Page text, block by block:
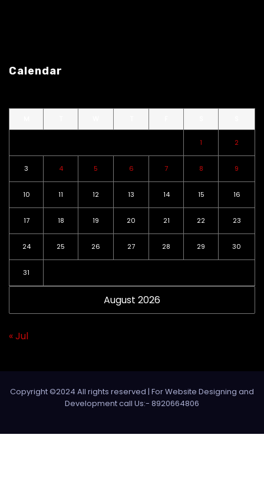
Calendar
August 2026
1 2
3 4 5 6 7 8 9
10 11 12 13 14 15 16
17 18 19 20 21 22 23
24 25 26 27 28 29 30
31
« Jul
Copyright ©2024 All rights reserved | For Website Designing and
Development call Us:- 8920664806